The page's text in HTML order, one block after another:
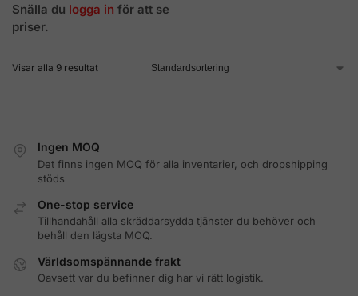
Snälla du logga in för att se
priser.
Visar alla 9 resultat
Ingen MOQ
Det finns ingen MOQ för alla inventarier, och dropshipping
stöds
One-stop service
Tillhandahåll alla skräddarsydda tjänster du behöver och
behåll den lägsta MOQ.
Världsomspännande frakt
Oavsett var du befinner dig har vi rätt logistik.